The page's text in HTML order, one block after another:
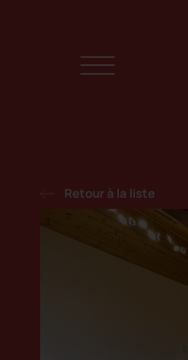
Retour à la liste